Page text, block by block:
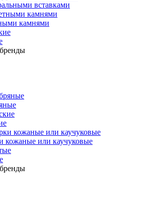
вставками
камнями
кожаные или каучуковые